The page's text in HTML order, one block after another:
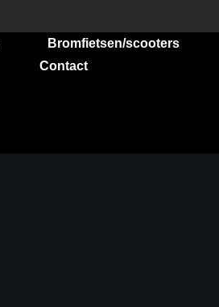
Bromfietsen/scooters
Contact